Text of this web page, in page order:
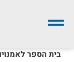
בית הספר